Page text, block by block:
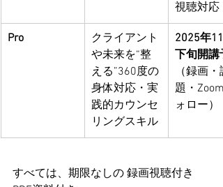
視聴対応
Pro
クライアント
や未来を“整
える”360度の
身体対応・実
践的カウンセ
リングスキル
2025年11
下旬開講
（録画・課
題・Zoom
ォロー）
すべては、期限なしの 録画視聴付き